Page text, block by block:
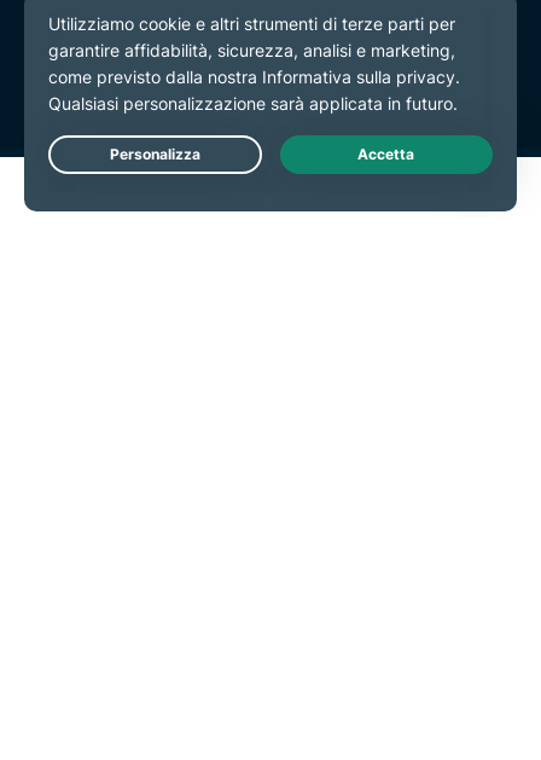
Informativa sulla privacy
Termini di servizio
Preferenze cookie
Live Chat